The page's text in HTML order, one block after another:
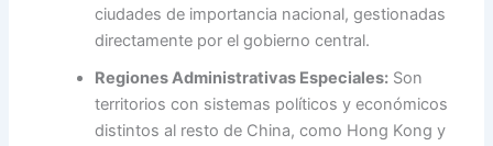
ciudades de importancia nacional, gestionadas
directamente por el gobierno central.
Regiones Administrativas Especiales: Son
territorios con sistemas políticos y económicos
distintos al resto de China, como Hong Kong y